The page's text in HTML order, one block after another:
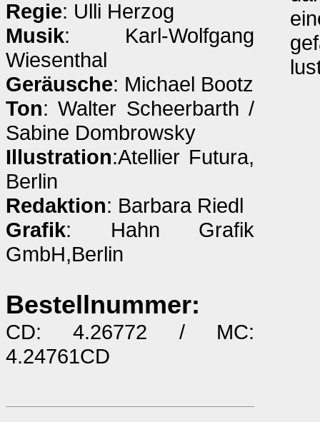
Regie: Ulli Herzog
Musik: Karl-Wolfgang
Wiesenthal
Geräusche: Michael Bootz
Ton: Walter Scheerbarth /
Sabine Dombrowsky
Illustration:Atellier Futura,
Berlin
Redaktion: Barbara Riedl
Grafik: Hahn Grafik
GmbH,Berlin
Bestellnummer:
CD: 4.26772 / MC:
4.24761CD